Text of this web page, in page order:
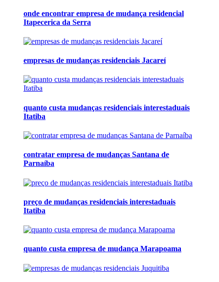
onde encontrar empresa de mudança residencial
Itapecerica da Serra
empresas de mudanças residenciais Jacareí
quanto custa mudanças residenciais interestaduais
Itatiba
contratar empresa de mudanças Santana de
Parnaíba
preço de mudanças residenciais interestaduais
Itatiba
quanto custa empresa de mudança Marapoama